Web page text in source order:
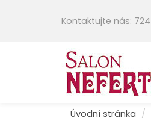
Kontaktujte nás:
Úvodní stránka